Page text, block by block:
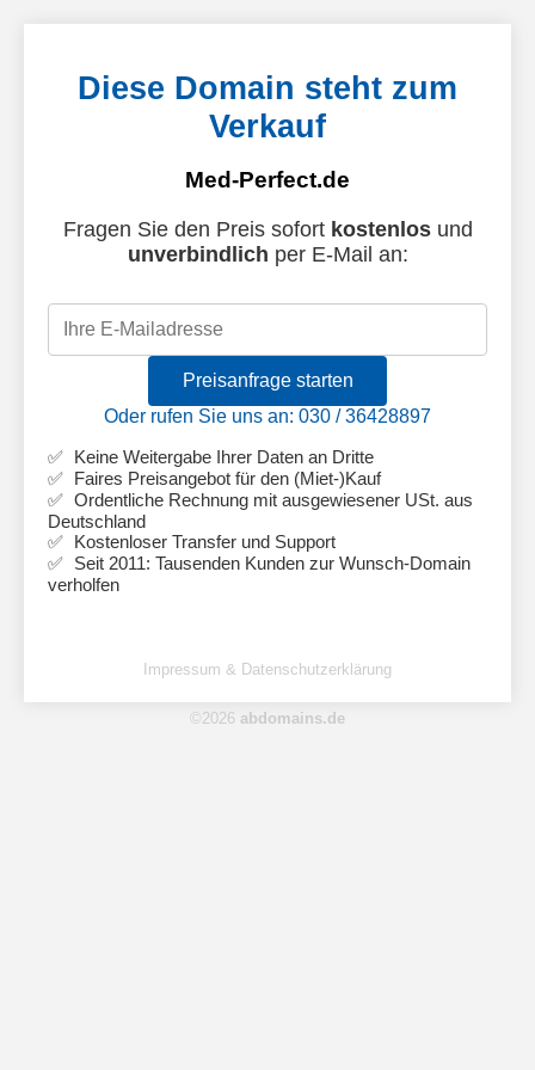
Diese Domain steht zum
Verkauf
Med-Perfect.de
Fragen Sie den Preis sofort kostenlosund
unverbindlich per E-Mail an:
Preisanfrage starten
Oder rufen Sie uns an: 030 / 36428897
Keine Weitergabe Ihrer Daten an Dritte
Faires Preisangebot für den (Miet-)Kauf
Ordentliche Rechnung mit ausgewiesener USt. aus
Deutschland
Kostenloser Transfer und Support
Seit 2011: Tausenden Kunden zur Wunsch-Domain
verholfen
Impressum & Datenschutzerklärung
©2026 abdomains.de